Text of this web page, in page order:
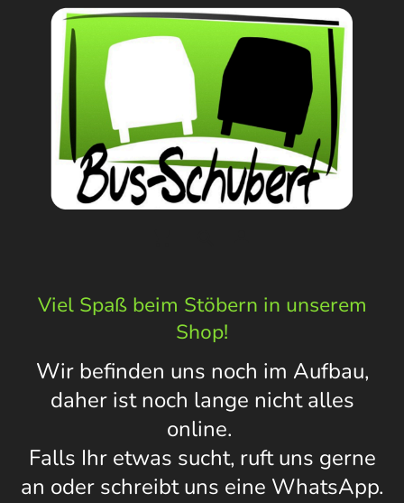
Viel Spaß beim Stöbern in unserem
Shop!
Wir befinden uns noch im Aufbau,
daher ist noch lange nicht alles
online.
Falls Ihr etwas sucht, ruft uns gerne
an oder schreibt uns eine WhatsApp.